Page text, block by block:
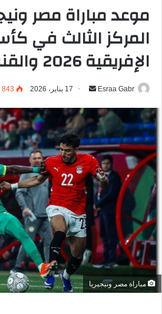
موعد مباراة مصر
المركز الثالث في
الإفريقية 2026 والقنوات
Esraa Gabr
س
ب
ر
ي
د
ت
و
17 يناير، 2026 843
مباراة مصر ونيجيريا